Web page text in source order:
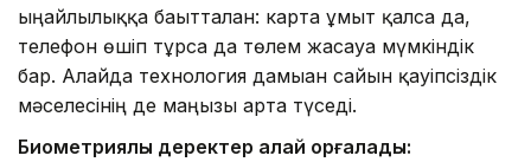
ыңғайлылыққа бағытталған: карта ұмыт қалса да,
телефон өшіп тұрса да төлем жасауға мүмкіндік
бар. Алайда технология дамыған сайын қауіпсіздік
мәселесінің де маңызы арта түседі.
Биометриялық деректер қалай қорғалады: